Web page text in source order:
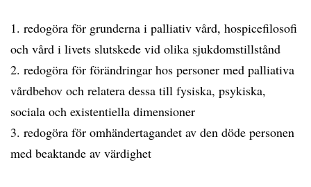
1. redogöra för grunderna i palliativ vård, hospicefilosofi
och vård i livets slutskede vid olika sjukdomstillstånd
2. redogöra för förändringar hos personer med palliativa
vårdbehov och relatera dessa till fysiska, psykiska,
sociala och existentiella dimensioner
3. redogöra för omhändertagandet av den döde personen
med beaktande av värdighet